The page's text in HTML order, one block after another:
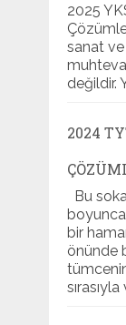
2025
sanat ve
değildir.
2024
Bu
boyunca
bir
önünde